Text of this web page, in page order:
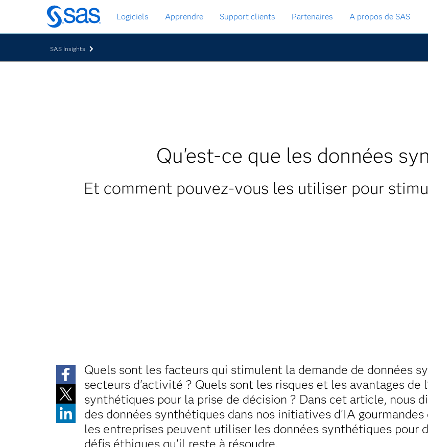
Passer
au
contenu
Logiciels Apprendre Support clients Partenaires A propos de SAS
SAS Insights
Qu'est-ce que les données
Et comment pouvez-vous les utiliser pour
Quels sont les facteurs qui stimulent la demande de données
secteurs d'activité ? Quels sont les risques et les avantages de
synthétiques pour la prise de décision ? Dans cet article, nous
des données synthétiques dans nos initiatives d'IA
les entreprises peuvent utiliser les données synthétiques pour
défis éthiques qu'il reste à résoudre.